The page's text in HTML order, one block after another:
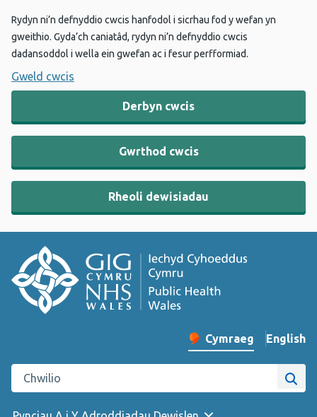
Rydyn ni’n defnyddio cwcis hanfodol i sicrhau fod y wefan yn
gweithio. Gyda’ch caniatâd, rydyn ni’n defnyddio cwcis
dadansoddol i wella ein gwefan ac i fesur perfformiad.
Gweld cwcis
Derbyn cwcis
Gwrthod cwcis
Rheoli dewisiadau
Newid iaith y wefan
Cymraeg English
–
Chwilio gwefan Iechyd Cyhoeddus Cymru